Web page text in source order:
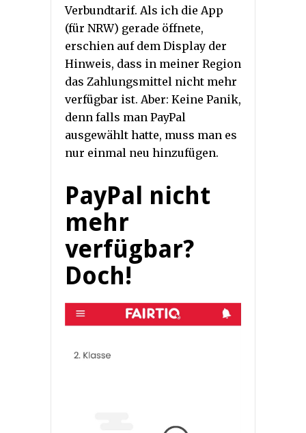
Verbundtarif. Als ich die App
(für NRW) gerade öffnete,
erschien auf dem Display der
Hinweis, dass in meiner Region
das Zahlungsmittel nicht mehr
verfügbar ist. Aber: Keine Panik,
denn falls man PayPal
ausgewählt hatte, muss man es
nur einmal neu hinzufügen.
PayPal nicht
mehr
verfügbar?
Doch!